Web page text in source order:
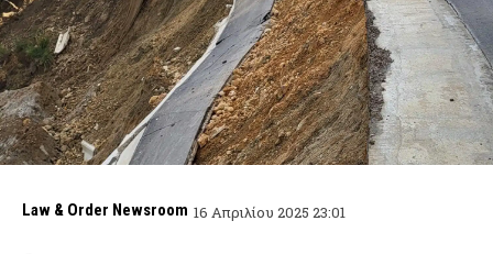
Law & Order Newsroom 16 Απριλίου 2025 23:01